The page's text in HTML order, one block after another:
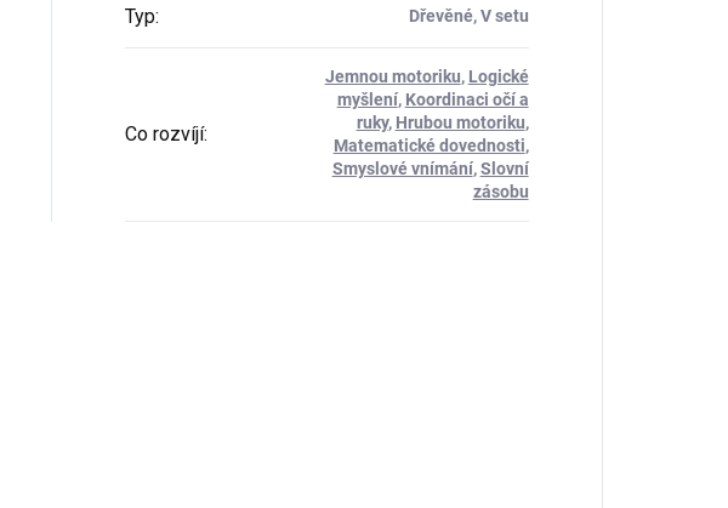
Typ: Dřevěné, V setu
Co rozvíjí:
Jemnou motoriku, Logické
myšlení, Koordinaci očí a
ruky, Hrubou motoriku,
Matematické dovednosti,
Smyslové vnímání,Slovní
zásobu